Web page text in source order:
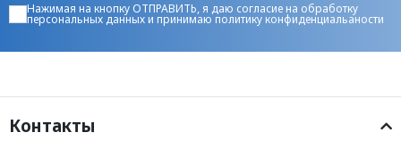
Нажимая на кнопку ОТПРАВИТЬ, я даю согласие на обработку
персональных данныхи принимаюполитику конфиденциальаности
Контакты